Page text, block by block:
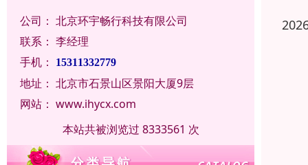
公司： 北京环宇畅行科技有限公司
联系： 李经理
手机：
15311332779
地址： 北京市石景山区景阳大厦9层
网站： www.ihycx.com
本站共被浏览过 8333561 次